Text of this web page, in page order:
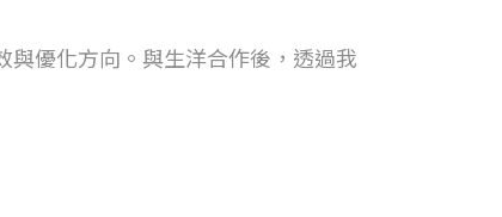
優化方向。與生洋合作後，透過我